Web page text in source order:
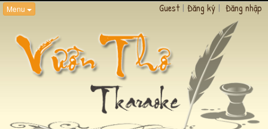
Menu Guest | Đăng ký | Đăng nhập